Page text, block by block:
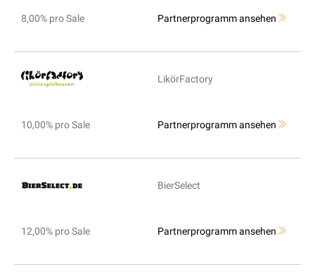
8,00% pro Sale Partnerprogramm ansehen
LikörFactory
10,00% pro Sale Partnerprogramm ansehen
BierSelect
12,00% pro Sale Partnerprogramm ansehen